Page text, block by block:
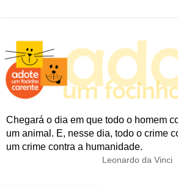
Chegará o dia em que todo o homem
um animal. E, nesse dia, todo o crime
um crime contra a humanidade.
Leonardo da Vinci